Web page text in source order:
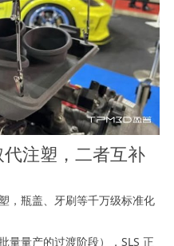
注塑，二者互补
，瓶盖、牙刷等千万级标准化
量量产的过渡阶段），SLS 正